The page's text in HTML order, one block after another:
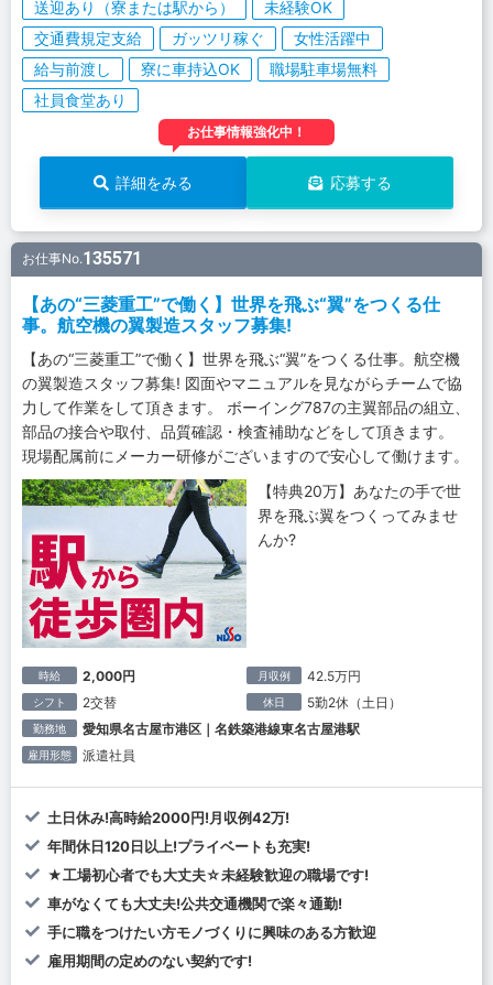
送迎あり（寮または駅から）
未経験OK
交通費規定支給
ガッツリ稼ぐ
女性活躍中
給与前渡し
寮に車持込OK
職場駐車場無料
社員食堂あり
お仕事情報強化中！
詳細をみる 応募する
お仕事No.135571
【あの“三菱重工”で働く】世界を飛ぶ“翼”をつくる仕
事。航空機の翼製造スタッフ募集!
【あの“三菱重工”で働く】世界を飛ぶ“翼”をつくる仕事。航空機
の翼製造スタッフ募集! 図面やマニュアルを見ながらチームで協
力して作業をして頂きます。 ボーイング787の主翼部品の組立、
部品の接合や取付、品質確認・検査補助などをして頂きます。
現場配属前にメーカー研修がございますので安心して働けます。
【特典20万】あなたの手で世
界を飛ぶ翼をつくってみませ
んか?
時給 2,000円 月収例 42.5万円
シフト 2交替 休日 5勤2休（土日）
勤務地 愛知県名古屋市港区｜名鉄築港線東名古屋港駅
雇用形態 派遣社員
土日休み!高時給2000円!月収例42万!
年間休日120日以上!プライベートも充実!
★工場初心者でも大丈夫☆未経験歓迎の職場です!
車がなくても大丈夫!公共交通機関で楽々通勤!
手に職をつけたい方モノづくりに興味のある方歓迎
雇用期間の定めのない契約です!